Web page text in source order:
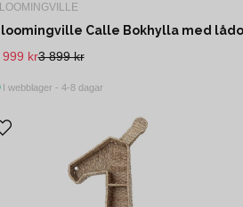
3 899 kr
999 kr
I webblager - 4-8 dagar